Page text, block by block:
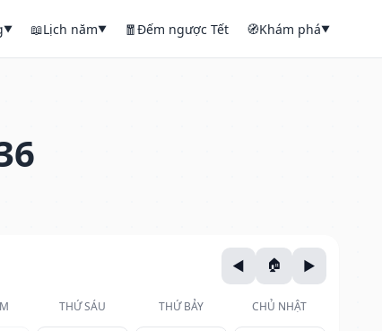
▼ 📖Lịch năm▼ 🧧Đếm ngược Tết 🧭Khám phá▼
THỨ SÁU THỨ BẢY CHỦ NHẬT